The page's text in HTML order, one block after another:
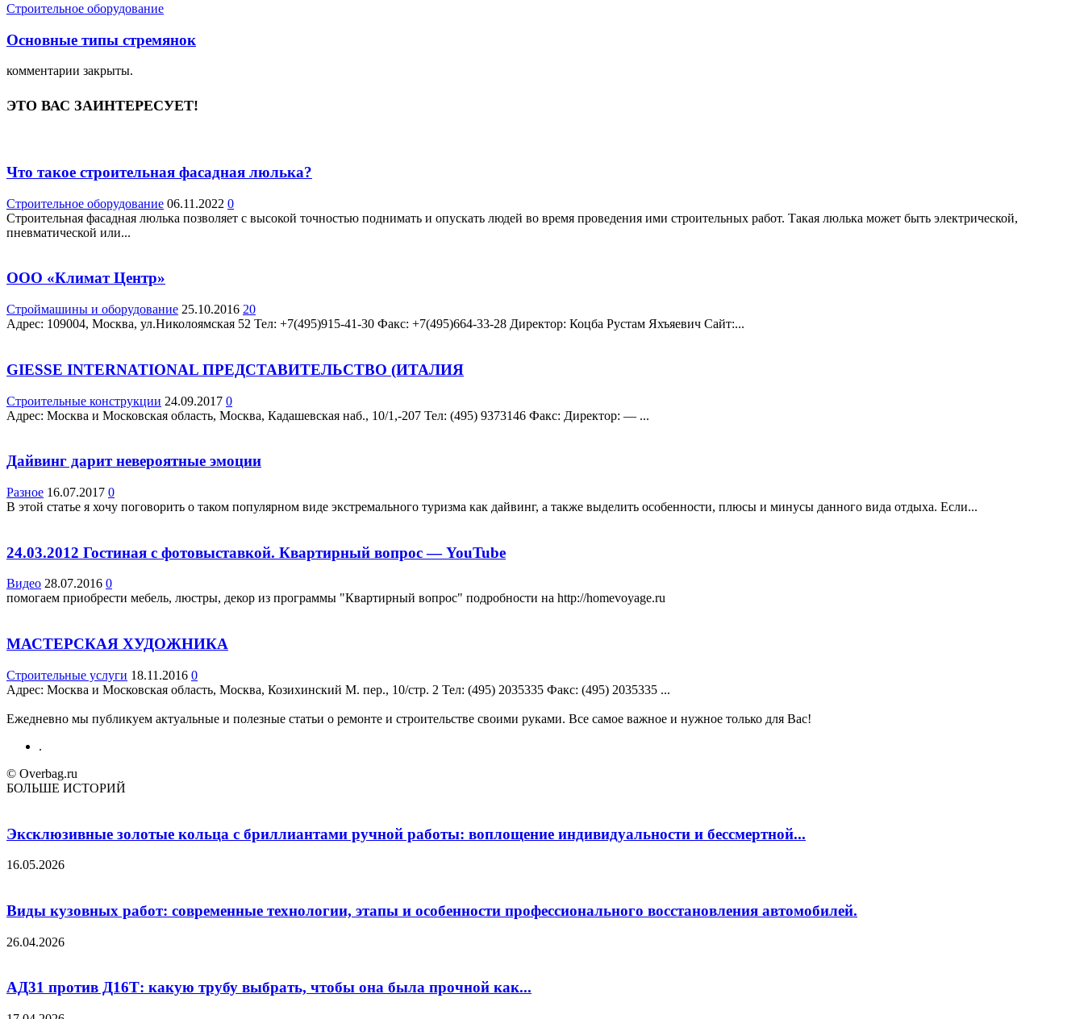
Строительное оборудование
Основные типы стремянок
комментарии закрыты.
ЭТО ВАС ЗАИНТЕРЕСУЕТ!
Что такое строительная фасадная люлька?
Строительное оборудование 06.11.2022 0
Строительная фасадная люлька позволяет с высокой точностью поднимать и опускать людей во время проведения ими строительных работ. Такая люлька может быть электрической,
пневматической или...
ООО «Климат Центр»
Строймашины и оборудование 25.10.2016 20
Адрес: 109004, Москва, ул.Николоямская 52 Teл: +7(495)915-41-30 Факс: +7(495)664-33-28 Директор: Коцба Рустам Яхъяевич Сайт:...
GIESSE INTERNATIONAL ПРЕДСТАВИТЕЛЬСТВО (ИТАЛИЯ
Строительные конструкции 24.09.2017 0
Адрес: Москва и Московская область, Москва, Кадашевская наб., 10/1,-207 Teл: (495) 9373146 Факс: Директор: — ...
Дайвинг дарит невероятные эмоции
Разное 16.07.2017 0
В этой статье я хочу поговорить о таком популярном виде экстремального туризма как дайвинг, а также выделить особенности, плюсы и минусы данного вида отдыха. Если...
24.03.2012 Гостиная с фотовыставкой. Квартирный вопрос — YouTube
Видео 28.07.2016 0
помогаем приобрести мебель, люстры, декор из программы "Квартирный вопрос" подробности на http://homevoyage.ru
МАСТЕРСКАЯ ХУДОЖНИКА
Строительные услуги 18.11.2016 0
Адрес: Москва и Московская область, Москва, Козихинский М. пер., 10/стр. 2 Teл: (495) 2035335 Факс: (495) 2035335 ...
Ежедневно мы публикуем актуальные и полезные статьи о ремонте и строительстве своими руками. Все самое важное и нужное только для Вас!
.
© Overbag.ru
БОЛЬШЕ ИСТОРИЙ
Эксклюзивные золотые кольца с бриллиантами ручной работы: воплощение индивидуальности и бессмертной...
16.05.2026
Виды кузовных работ: современные технологии, этапы и особенности профессионального восстановления автомобилей.
26.04.2026
АД31 против Д16Т: какую трубу выбрать, чтобы она была прочной как...